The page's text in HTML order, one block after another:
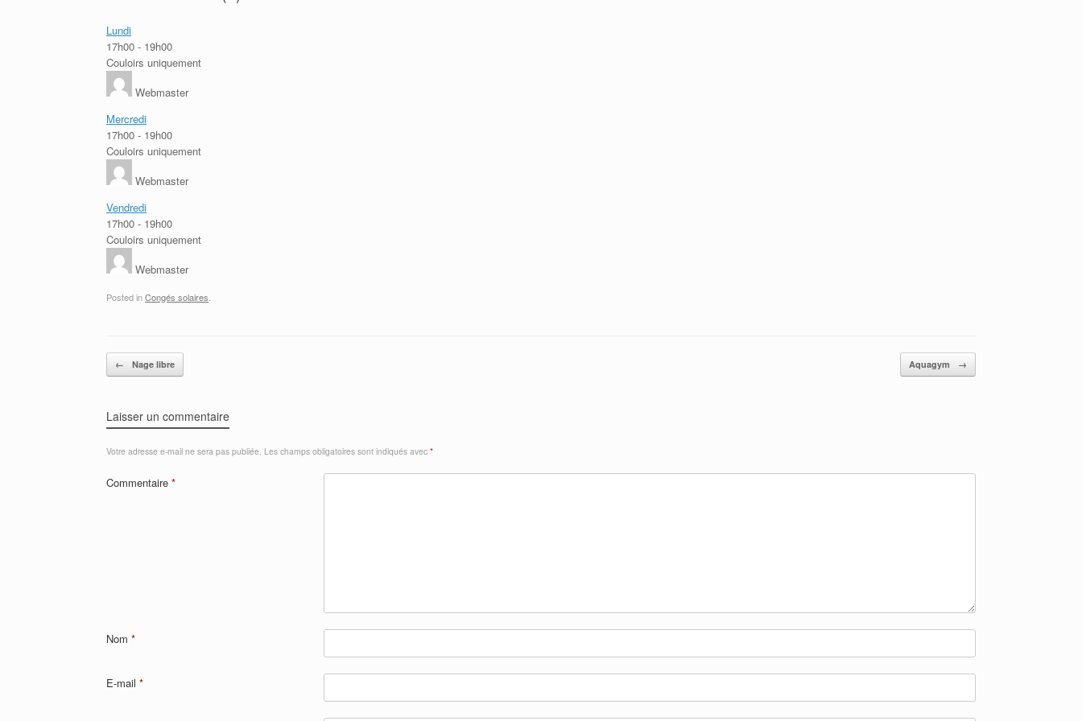
Lundi
17h00 - 19h00
Couloirs uniquement
Webmaster
Mercredi
17h00 - 19h00
Couloirs uniquement
Webmaster
Vendredi
17h00 - 19h00
Couloirs uniquement
Webmaster
Posted inCongés solaires
Post navigation
← Nage libre Aquagym →
Laisser un commentaire
Votre adresse e-mail ne sera pas publiée. Les champs obligatoires sont indiqués avec *
Commentaire *
Nom *
E-mail *